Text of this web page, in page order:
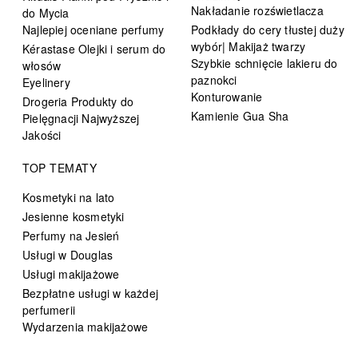
do Mycia
Najlepiej oceniane perfumy
Kérastase Olejki i serum do
włosów
Eyelinery
Drogeria Produkty do
Pielęgnacji Najwyższej
Jakości
Nakładanie rozświetlacza
Podkłady do cery tłustej duży
wybór| Makijaż twarzy
Szybkie schnięcie lakieru do
paznokci
Konturowanie
Kamienie Gua Sha
TOP TEMATY
Kosmetyki na lato
Jesienne kosmetyki
Perfumy na Jesień
Usługi w Douglas
Usługi makijażowe
Bezpłatne usługi w każdej
perfumerii
Wydarzenia makijażowe